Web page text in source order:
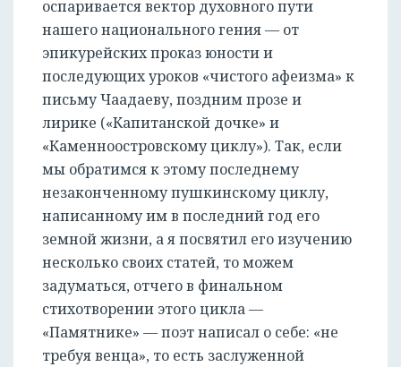
оспаривается вектор духовного пути
нашего национального гения — от
эпикурейских проказ юности и
последующих уроков «чистого афеизма» к
письму Чаадаеву, поздним прозе и
лирике («Капитанской дочке» и
«Каменноостровскому циклу»). Так, если
мы обратимся к этому последнему
незаконченному пушкинскому циклу,
написанному им в последний год его
земной жизни, а я посвятил его изучению
несколько своих статей, то можем
задуматься, отчего в финальном
стихотворении этого цикла —
«Памятнике» — поэт написал о себе: «не
требуя венца», то есть заслуженной